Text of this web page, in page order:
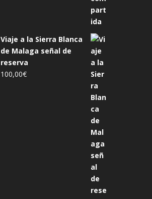
Viaje a la Sierra Blanca
de Malaga señal de
reserva
100,00€